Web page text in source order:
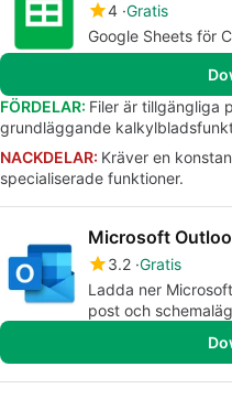
4 Gratis
Google Sheets för
FÖRDELAR: Filer är tillgängliga
grundläggande
NACKDELAR: Kräver en
specialiserade funktioner.
Microsoft
3.2 Gratis
Ladda ner
post och